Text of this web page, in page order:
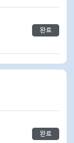
완료
완료